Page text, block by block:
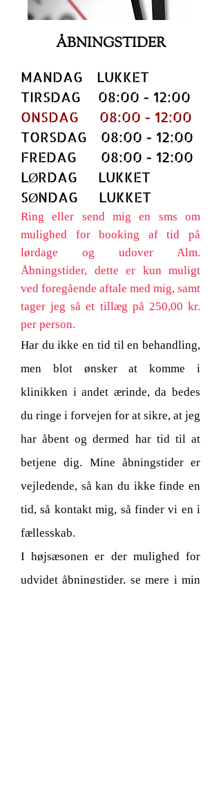
ÅBNINGSTIDER
MANDAG LUKKET
TIRSDAG 08:00 - 12:00
ONSDAG 08:00 - 12:00
TORSDAG 08:00 - 12:00
FREDAG 08:00 - 12:00
LØRDAG
LUKKET
SØNDAG LUKKET
Ring eller send mig en sms om
mulighed for booking af tid på
lørdage og udover Alm.
Åbningstider, dette er kun muligt
ved foregående aftale med mig, samt
tager jeg så et tillæg på 250,00 kr.
per person.
Har du ikke en tid til en behandling,
men blot ønsker at komme i
klinikken i andet ærinde, da bedes
du ringe i forvejen for at sikre, at jeg
har åbent og dermed har tid til at
betjene dig. Mine åbningstider er
vejledende, så kan du ikke finde en
tid,så kontakt mig, så finder vi en i
fællesskab.
I højsæsonen er der mulighed for
udvidet åbningstider, se mere i min